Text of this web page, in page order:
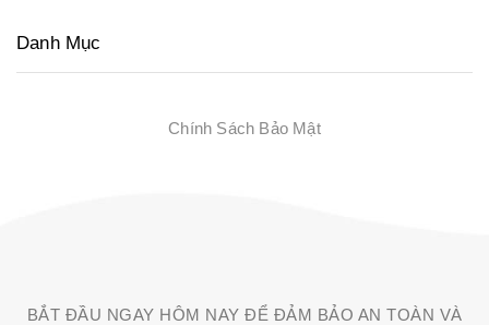
Danh Mục
Chính Sách Bảo Mật
BẮT ĐẦU NGAY HÔM NAY ĐỂ ĐẢM BẢO AN TOÀN VÀ